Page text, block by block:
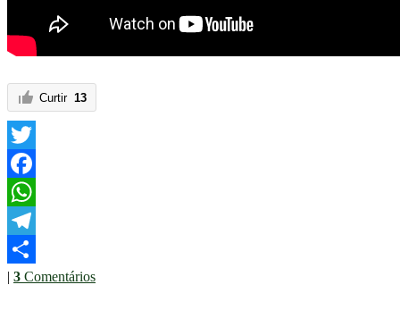
Curtir 13
Twitter
Facebook
WhatsApp
Telegram
Share
| 3 Comentários